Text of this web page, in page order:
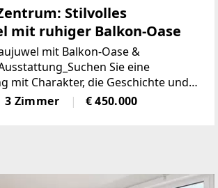
Stilvolles
mit ruhiger Balkon-Oase
mit Balkon-Oase &
Sie eine
mit Charakter, die Geschichte und
perfekt vereint?Dann wird
Zuhause begeistern: Hohe
3 Zimmer € 450.000